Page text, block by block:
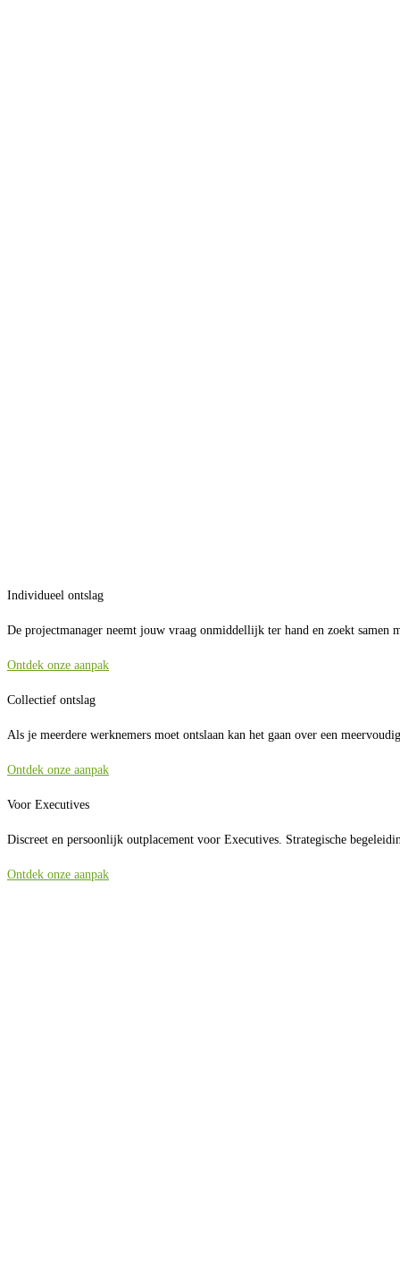
Individueel ontslag
De projectmanager neemt jouw vraag onmiddellijk ter hand en zoekt
Ontdek onze aanpak
Collectief ontslag
Als je meerdere werknemers moet ontslaan kan het gaan over een
Ontdek onze aanpak
Voor Executives​
Discreet en persoonlijk outplacement voor Executives. Strategische
Ontdek onze aanpak